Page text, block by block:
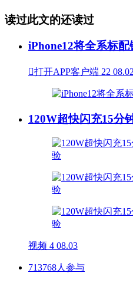
读过此文的还读过
iPhone12将全系标
打开APP客户端 22 08.02
120W超快闪充15分
视频 4 08.03
713768人参与